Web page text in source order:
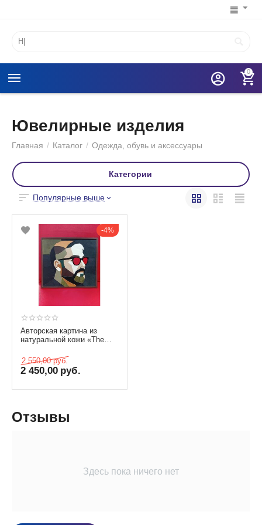
0
Ювелирные изделия
Главная / Каталог / Одежда, обувь и аксессуары
Категории
Популярные выше
4%
Авторская картина из
натуральной кожи «The
2 550,00 руб.
2 450,00 руб.
Отзывы
Здесь пока ничего нет